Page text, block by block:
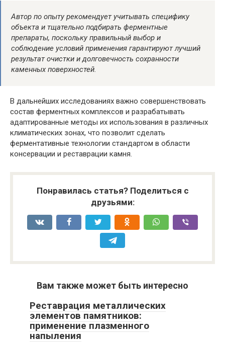
Автор по опыту рекомендует учитывать специфику
объекта и тщательно подбирать ферментные
препараты, поскольку правильный выбор и
соблюдение условий применения гарантируют лучший
результат очистки и долговечность сохранности
каменных поверхностей.
В дальнейших исследованиях важно совершенствовать
состав ферментных комплексов и разрабатывать
адаптированные методы их использования в различных
климатических зонах, что позволит сделать
ферментативные технологии стандартом в области
консервации и реставрации камня.
Понравилась статья? Поделиться с
друзьями:
Вам также может быть интересно
Реставрация металлических
элементов памятников:
применение плазменного
напыления